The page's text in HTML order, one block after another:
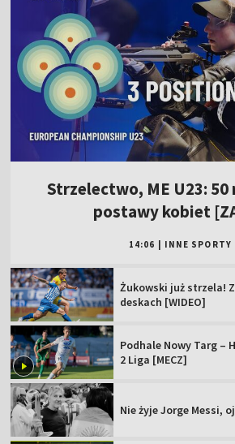
Strzelectwo, ME U23: 50
postawy kobiet
14:06 INNE SPORTY
Żukowski już strzela!
deskach [WIDEO]
Podhale Nowy Targ –
2 Liga [MECZ]
Nie żyje Jorge Messi,